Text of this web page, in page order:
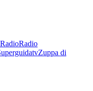
Radio
Zuppa di